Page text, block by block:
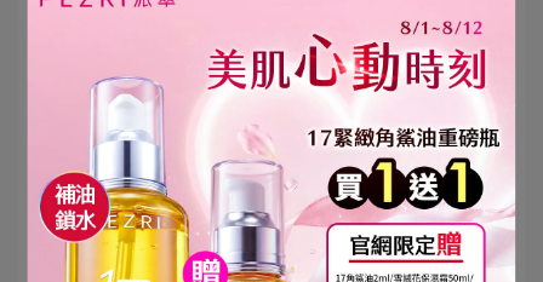
❤️針對老化肌膚，絲滑質地一抹全面潤
❤️肌膚隱痕模式，打造全臉緊緻立體
度。
❤️改善肌膚老態，可當作面霜、頸霜使
用。